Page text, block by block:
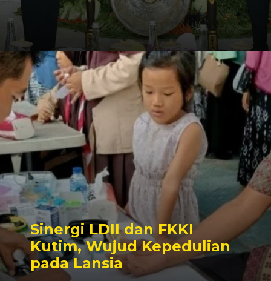
Sinergi LDII dan FKKI
Kutim, Wujud Kepedulian
pada Lansia